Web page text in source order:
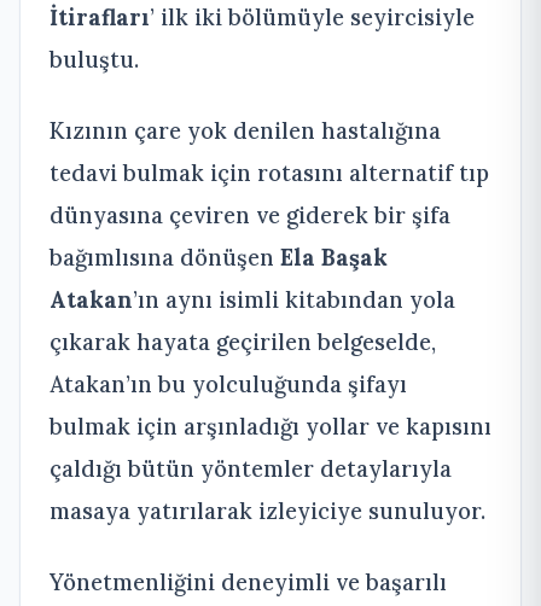
İtirafları’ ilk iki bölümüyle seyircisiyle
buluştu.
Kızının çare yok denilen hastalığına
tedavi bulmak için rotasını alternatif tıp
dünyasına çeviren ve giderek bir şifa
bağımlısına dönüşen Ela Başak
Atakan’ın aynı isimli kitabından yola
çıkarak hayata geçirilen belgeselde,
Atakan’ın bu yolculuğunda şifayı
bulmak için arşınladığı yollar ve kapısını
çaldığı bütün yöntemler detaylarıyla
masaya yatırılarak izleyiciye sunuluyor.
Yönetmenliğini deneyimli ve başarılı